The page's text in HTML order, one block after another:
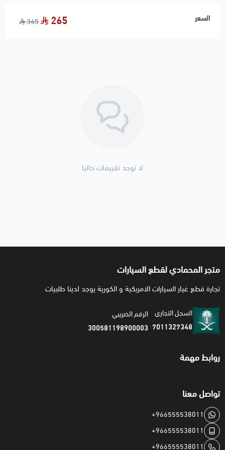
🔹 الحالة: جديد 100%
🚚 تنتهي مسؤوليتنا بعد تسليم الشحنة لشركة النقل
السعر 265
345
لا توجد تقييمات حاليا
متجر المحمادي لقطع السيارات
تجارة قطع غيار السيارات الامريكية و الكورية يوجد لدينا طلبيات
السجل التجاري
7011327348
الرقم الضريبي
300581198900003
روابط مهمة
تواصل معنا
+966555538011
+966555538011
+966555538011